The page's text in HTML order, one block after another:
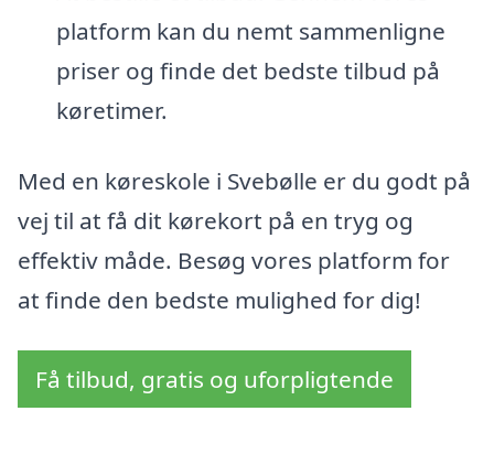
platform kan du nemt sammenligne
priser og finde det bedste tilbud på
køretimer.
Med en køreskole i Svebølle er du godt på
vej til at få dit kørekort på en tryg og
effektiv måde. Besøg vores platform for
at finde den bedste mulighed for dig!
Få tilbud, gratis og uforpligtende